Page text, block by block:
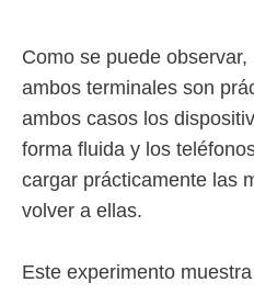
Como se puede
ambos terminales son
ambos casos los
forma fluida y los
cargar prácticamente las
volver a ellas.
Este experimento